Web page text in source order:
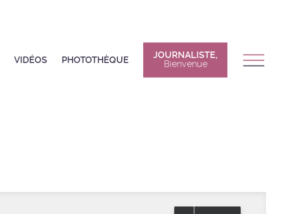
VIDÉOS PHOTOTHÈQUE
JOURNALISTE,
Bienvenue